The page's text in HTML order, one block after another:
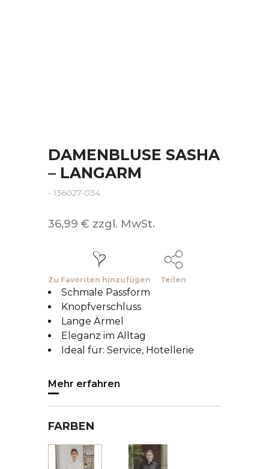
DAMENBLUSE SASHA
– LANGARM
- 136027-034
36,99 € zzgl. MwSt.
Zu Favoriten hinzufügen Teilen
Schmale Passform
Knopfverschluss
Lange Ärmel
Eleganz im Alltag
Ideal für: Service, Hotellerie
Mehr erfahren
FARBEN